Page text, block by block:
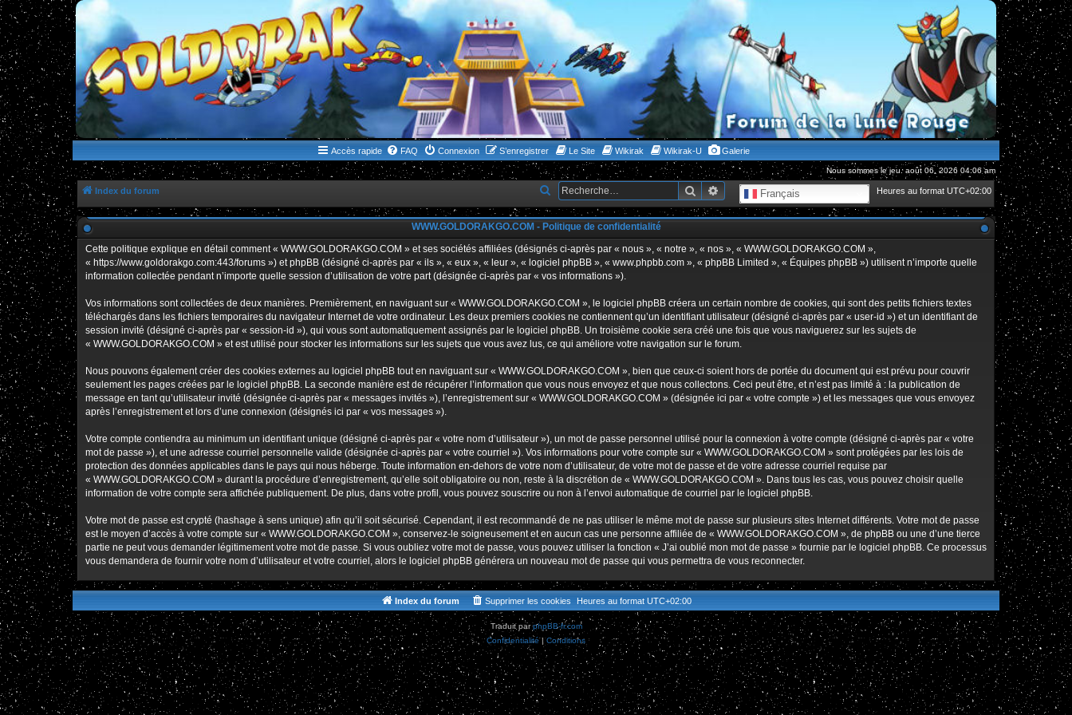
WWW.GOLDORAKGO.COM
le site de la Lune Rouge
Accès rapide FAQ Connexion S’enregistrer Le Site Wikirak Wikirak-U Galerie
Nous sommes le jeu. août 06, 2026 04:06 am
Index du forum Heures au format UTC+02:00
Français
RechercherRecherche avancée
e
c
h
e
c
e
WWW.GOLDORAKGO.COM - Politique de confidentialité
Cette politique explique en détail comment « WWW.GOLDORAKGO.COM » et ses sociétés affiliées (désignés ci-après par « nous », « notre », « nos », « WWW.GOLDORAKGO.COM »,
« https://www.goldorakgo.com:443/forums ») et phpBB (désigné ci-après par « ils », « eux », « leur », « logiciel phpBB », « www.phpbb.com », « phpBB Limited », « Équipes phpBB ») utilisent n’importe quelle
information collectée pendant n’importe quelle session d’utilisation de votre part (désignée ci-après par « vos informations »).
Vos informations sont collectées de deux manières. Premièrement, en naviguant sur « WWW.GOLDORAKGO.COM », le logiciel phpBB créera un certain nombre de cookies, qui sont des petits fichiers textes
téléchargés dans les fichiers temporaires du navigateur Internet de votre ordinateur. Les deux premiers cookies ne contiennent qu’un identifiant utilisateur (désigné ci-après par « user-id ») et un identifiant de
session invité (désigné ci-après par « session-id »), qui vous sont automatiquement assignés par le logiciel phpBB. Un troisième cookie sera créé une fois que vous naviguerez sur les sujets de
« WWW.GOLDORAKGO.COM » et est utilisé pour stocker les informations sur les sujets que vous avez lus, ce qui améliore votre navigation sur le forum.
Nous pouvons également créer des cookies externes au logiciel phpBB tout en naviguant sur « WWW.GOLDORAKGO.COM », bien que ceux-ci soient hors de portée du document qui est prévu pour couvrir
seulement les pages créées par le logiciel phpBB. La seconde manière est de récupérer l’information que vous nous envoyez et que nous collectons. Ceci peut être, et n’est pas limité à : la publication de
message en tant qu’utilisateur invité (désignée ci-après par « messages invités »), l’enregistrement sur « WWW.GOLDORAKGO.COM » (désignée ici par « votre compte ») et les messages que vous envoyez
après l’enregistrement et lors d’une connexion (désignés ici par « vos messages »).
Votre compte contiendra au minimum un identifiant unique (désigné ci-après par « votre nom d’utilisateur »), un mot de passe personnel utilisé pour la connexion à votre compte (désigné ci-après par « votre
mot de passe »), et une adresse courriel personnelle valide (désignée ci-après par « votre courriel »). Vos informations pour votre compte sur « WWW.GOLDORAKGO.COM » sont protégées par les lois de
protection des données applicables dans le pays qui nous héberge. Toute information en-dehors de votre nom d’utilisateur, de votre mot de passe et de votre adresse courriel requise par
« WWW.GOLDORAKGO.COM » durant la procédure d’enregistrement, qu’elle soit obligatoire ou non, reste à la discrétion de « WWW.GOLDORAKGO.COM ». Dans tous les cas, vous pouvez choisir quelle
information de votre compte sera affichée publiquement. De plus, dans votre profil, vous pouvez souscrire ou non à l’envoi automatique de courriel par le logiciel phpBB.
Votre mot de passe est crypté (hashage à sens unique) afin qu’il soit sécurisé. Cependant, il est recommandé de ne pas utiliser le même mot de passe sur plusieurs sites Internet différents. Votre mot de passe
est le moyen d’accès à votre compte sur « WWW.GOLDORAKGO.COM », conservez-le soigneusement et en aucun cas une personne affiliée de « WWW.GOLDORAKGO.COM », de phpBB ou une d’une tierce
partie ne peut vous demander légitimement votre mot de passe. Si vous oubliez votre mot de passe, vous pouvez utiliser la fonction « J’ai oublié mon mot de passe » fournie par le logiciel phpBB. Ce processus
vous demandera de fournir votre nom d’utilisateur et votre courriel, alors le logiciel phpBB générera un nouveau mot de passe qui vous permettra de vous reconnecter.
Index du forum Heures au format UTC+02:00
Supprimer les cookies
Traduit parphpBB-fr.com
Confidentialité|Conditions